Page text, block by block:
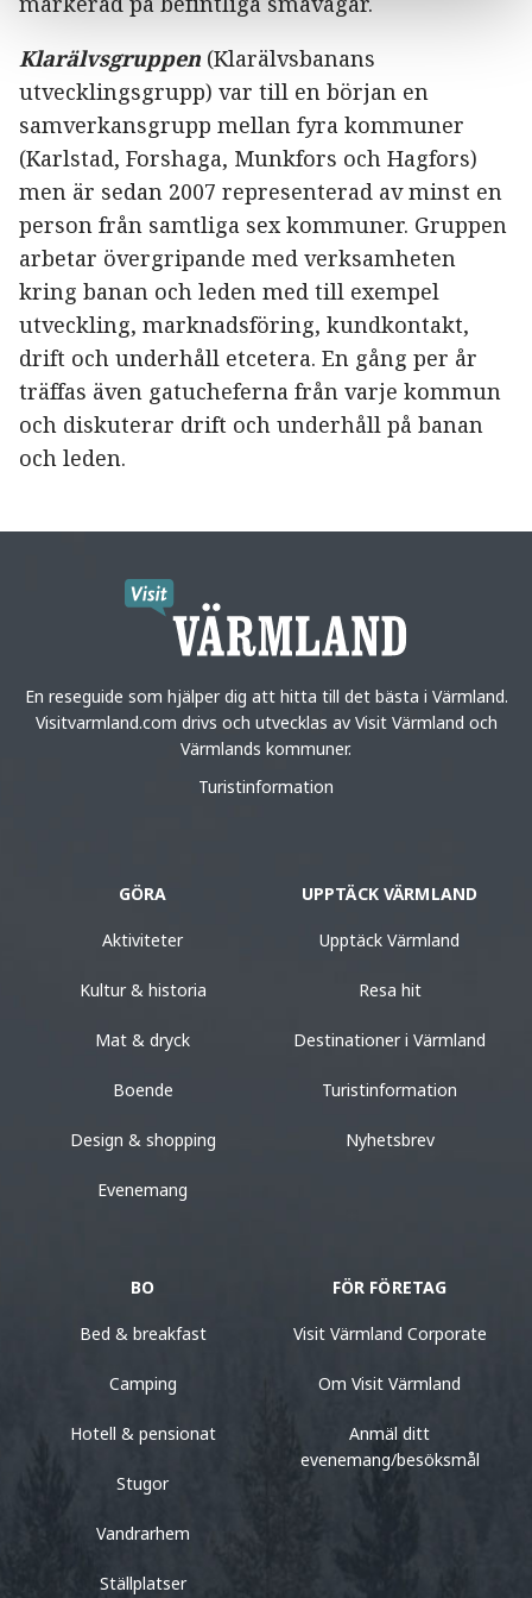
Klarälvsgruppen (Klarälvsbanans
utvecklingsgrupp) var till en början en
samverkansgrupp mellan fyra kommuner
(Karlstad, Forshaga, Munkfors och Hagfors)
men är sedan 2007 representerad av minst en
person från samtliga sex kommuner. Gruppen
arbetar övergripande med verksamheten
kring banan och leden med till exempel
utveckling, marknadsföring, kundkontakt,
drift och underhåll etcetera. En gång per år
träffas även gatucheferna från varje kommun
och diskuterar drift och underhåll på banan
och leden.
En reseguide som hjälper dig att hitta till det bästa i Värmland.
Visitvarmland.com drivs och utvecklas av Visit Värmland och
Värmlands kommuner.
Turistinformation
GÖRA
Aktiviteter
Kultur & historia
Mat & dryck
Boende
Design & shopping
Evenemang
UPPTÄCK VÄRMLAND
Upptäck Värmland
Resa hit
Destinationer i Värmland
Turistinformation
Nyhetsbrev
BO
Bed & breakfast
Camping
Hotell & pensionat
Stugor
Vandrarhem
Ställplatser
FÖR FÖRETAG
Visit Värmland Corporate
Om Visit Värmland
Anmäl ditt
evenemang/besöksmål